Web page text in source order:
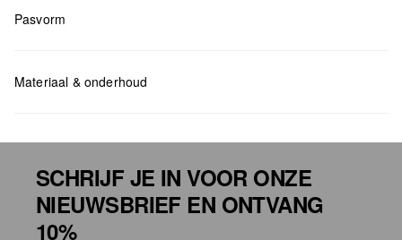
Pasvorm
Materiaal & onderhoud
SCHRIJF JE IN VOOR ONZE
NIEUWSBRIEF EN ONTVANG
10%